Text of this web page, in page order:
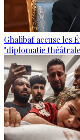
Ghalibaf accuse les
"diplomatie